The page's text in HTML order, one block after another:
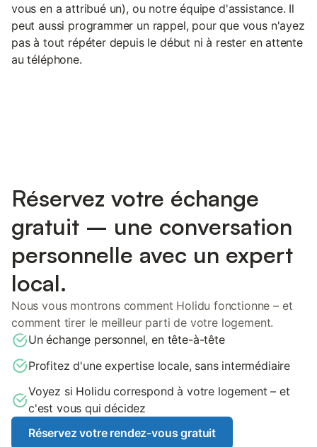
vous en a attribué un), ou notre équipe d'assistance. Il
peut aussi programmer un rappel, pour que vous n'ayez
pas à tout répéter depuis le début ni à rester en attente
au téléphone.
Réservez votre échange
gratuit – une conversation
personnelle avec un expert
local.
Nous vous montrons comment Holidu fonctionne – et
comment tirer le meilleur parti de votre logement.
Un échange personnel, en tête-à-tête
Profitez d'une expertise locale, sans intermédiaire
Voyez si Holidu correspond à votre logement – et
c'est vous qui décidez
Réservez votre rendez-vous gratuit